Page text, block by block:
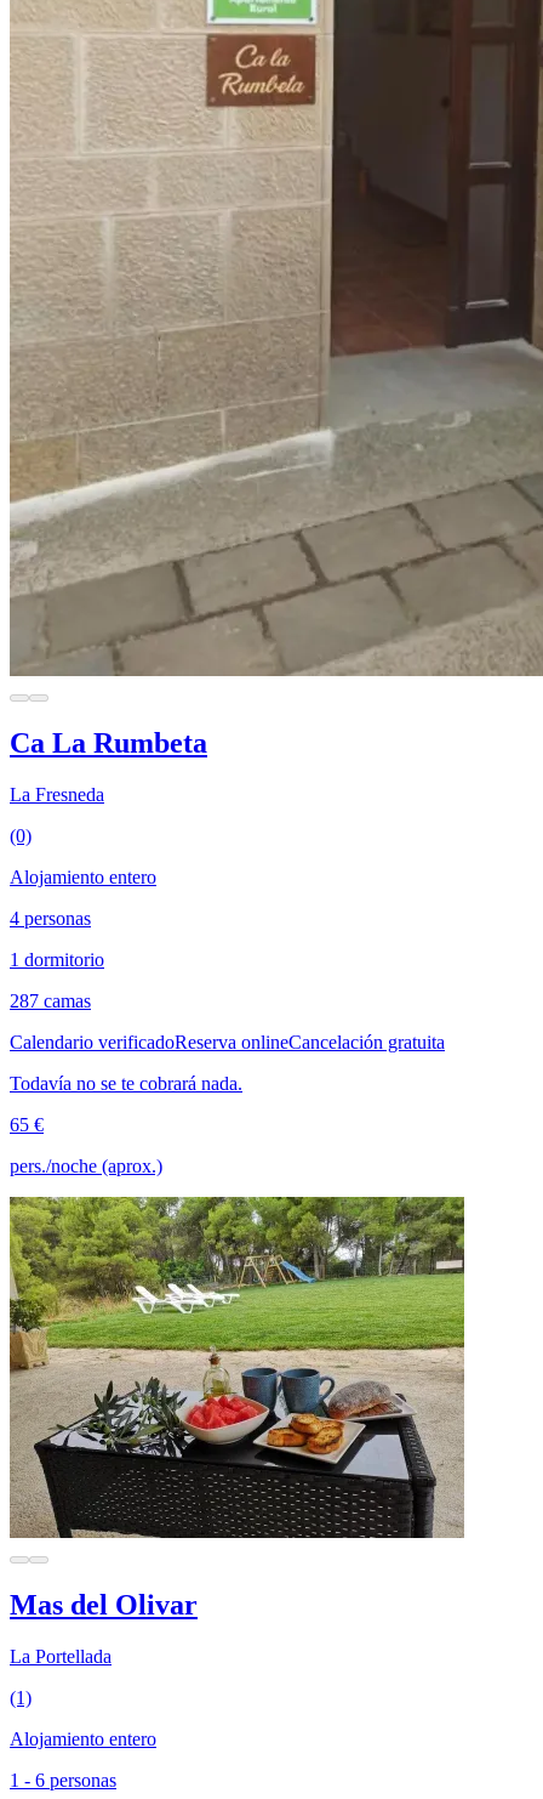
Ca La Rumbeta
La Fresneda
(0)
Alojamiento entero
4 personas
1 dormitorio
287 camas
Calendario verificadoReserva onlineCancelación gratuita
Todavía no se te cobrará nada.
65 €
pers./noche (aprox.)
Mas del Olivar
La Portellada
(1)
Alojamiento entero
1 - 6 personas